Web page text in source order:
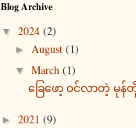
Blog Archive
▼ 2024 (2)
► August (1)
▼ March (1)
ခြေဖော့ ၀င်လာတဲ့ မုန်
► 2021 (9)